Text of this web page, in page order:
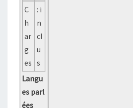
C
h
ar
g
es
: i
n
cl
u
s
Langu
es parl
ées